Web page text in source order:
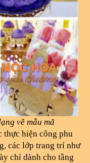
về mẫu mã
thực hiện công phu
các lớp trang trí như
chỉ dành cho tầng